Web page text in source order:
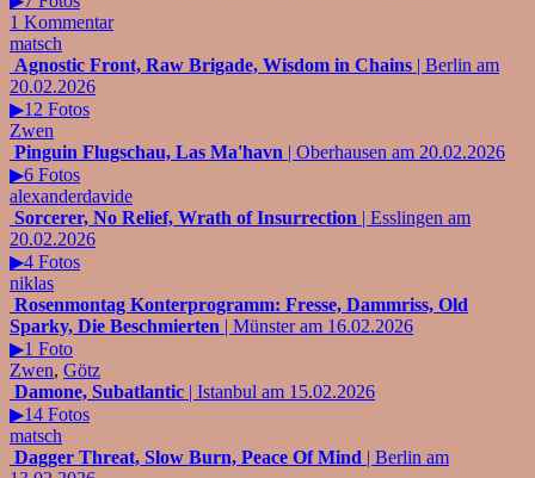
1 Kommentar
matsch
Agnostic Front, Raw Brigade, Wisdom in Chains | Berlin am
20.02.2026
▶12 Fotos
Zwen
Pinguin Flugschau, Las Ma'havn | Oberhausen am 20.02.2026
▶6 Fotos
alexanderdavide
Sorcerer, No Relief, Wrath of Insurrection | Esslingen am
20.02.2026
▶4 Fotos
niklas
Rosenmontag Konterprogramm: Fresse, Dammriss, Old
Sparky, Die Beschmierten | Münster am 16.02.2026
▶1 Foto
Zwen, Götz
Damone, Subatlantic | Istanbul am 15.02.2026
▶14 Fotos
matsch
Dagger Threat, Slow Burn, Peace Of Mind | Berlin am